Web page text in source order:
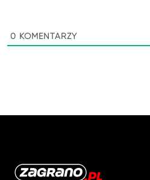
0 KOMENTARZY